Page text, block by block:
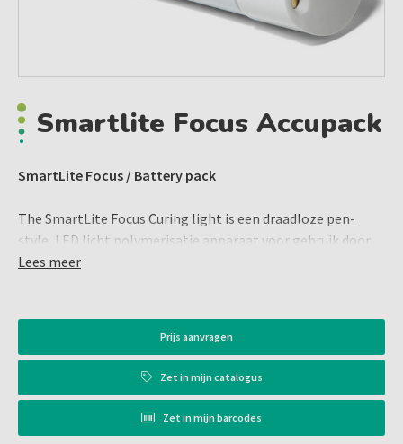
Smartlite Focus Accupack
SmartLite Focus / Battery pack
The SmartLite Focus Curing light is een draadloze pen-
style, LED licht polymerisatie apparaat voor gebruik door
opgeleide
SmartLite ® FOCUS biedt een betrouwbare lichtuitharding,
uitstekende intra-orale toegang, handige klinische
en vrijwel permanente beschikbaarheid door de volgende
- Collimated lichtbundel met verminderde tijdsverschillen
Lees meer
Prijs aanvragen
Zet inmijn catalogus
Zet inmijn barcodes